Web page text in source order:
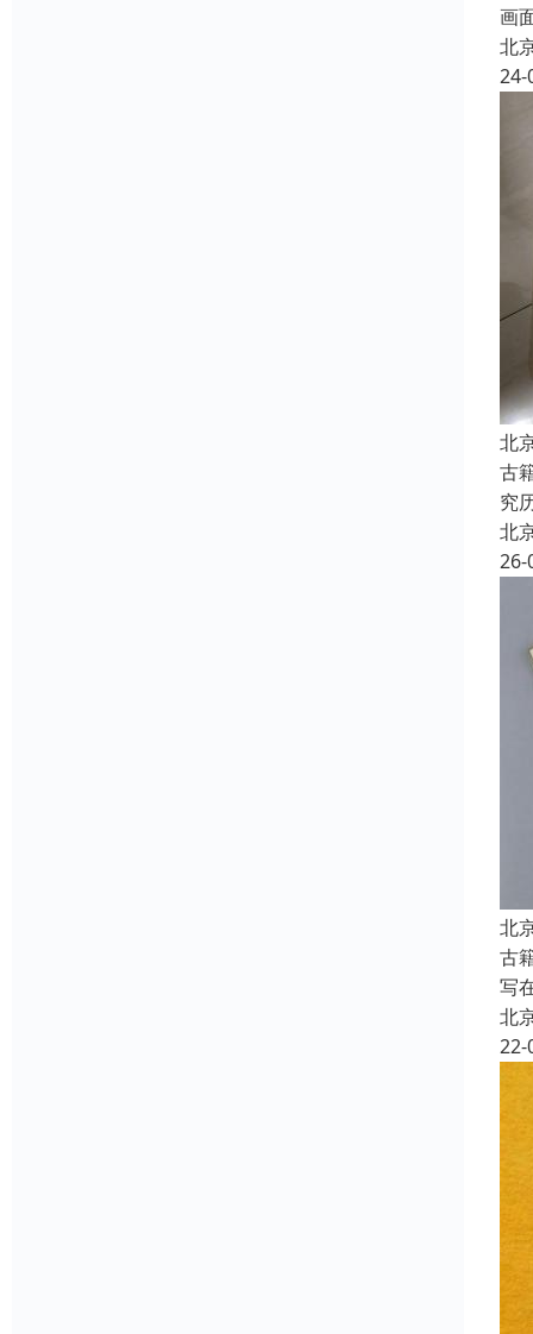
画
北
24-
北
古
究
北
26-
北
古
写
北
22-